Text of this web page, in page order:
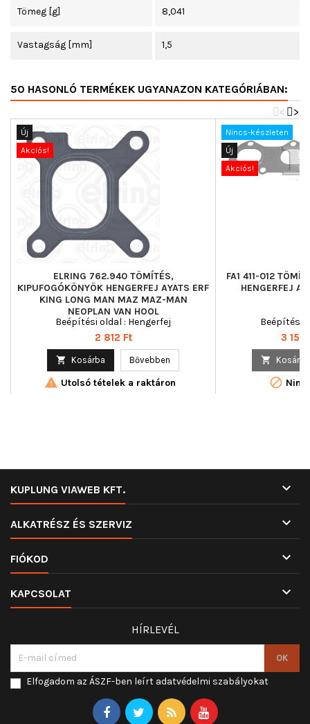
Tömeg [g] 8,041
Vastagság [mm] 1,5
50 HASONLÓ TERMÉKEK UGYANAZON KATEGÓRIÁBAN:
>
<
Új
Akciós!
ELRING 762.940 TÖMÍTÉS,
KIPUFOGÓKÖNYÖK HENGERFEJ AYATS ERF
KING LONG MAN MAZ MAZ-MAN
NEOPLAN VAN HOOL
Beépítési oldal : Hengerfej
Ár
2 812 Ft
 Kosárba Bővebben
 Utolsó tételek a raktáron
Nincs-készleten
Új
Akciós!
FA1 411-012
HENGERFEJ
Beépítési
Ár
3 152
 Kosárba

KUPLUNG VIAWEB KFT. 
ALKATRÉSZ ÉS SZERVIZ 
FIÓKOD 
KAPCSOLAT 
HÍRLEVÉL
Elfogadom az ÁSZF-ben leírt adatvédelmi szabályokat